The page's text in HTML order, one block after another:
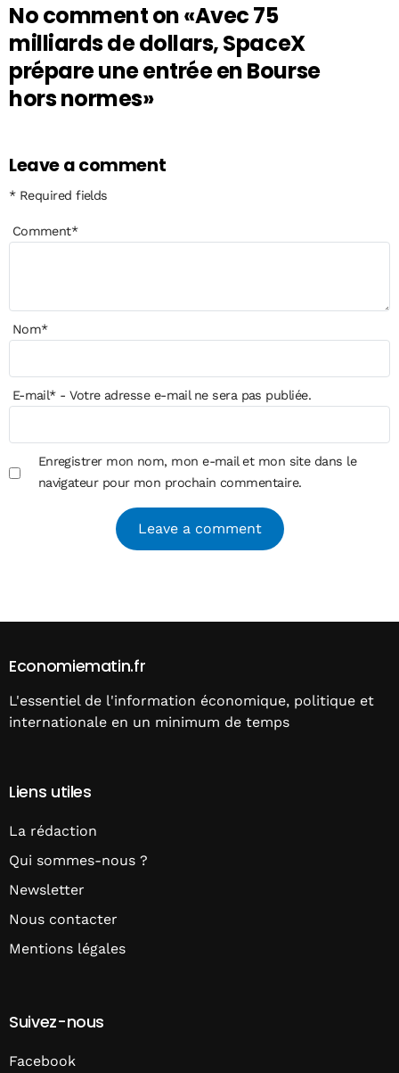
No comment on«Avec 75
milliards de dollars, SpaceX
prépare une entrée en Bourse
hors normes»
Leave a comment
* Required fields
Comment*
Nom*
E-mail*- Votre adresse e-mail ne sera pas publiée.
Enregistrer mon nom, mon e-mail et mon site dans le
navigateur pour mon prochain commentaire.
Economiematin.fr
L'essentiel de l'information économique, politique et
internationale en un minimum de temps
Liens utiles
La rédaction
Qui sommes-nous ?
Newsletter
Nous contacter
Mentions légales
Suivez-nous
Facebook